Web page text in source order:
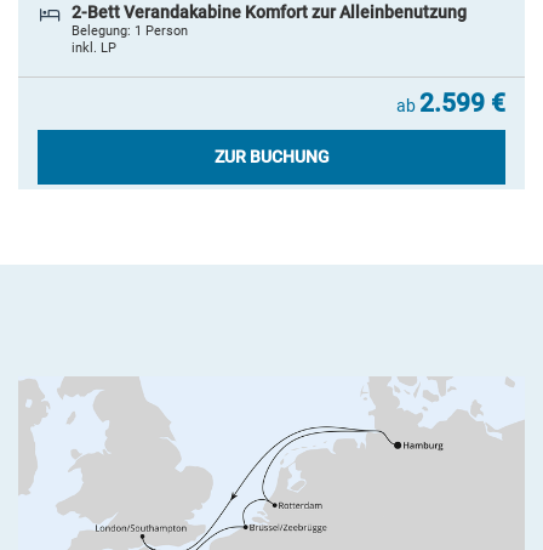
2-Bett Verandakabine Komfort zur Alleinbenutzung
Belegung: 1 Person
inkl. LP
ab2.599 €
ZUR BUCHUNG